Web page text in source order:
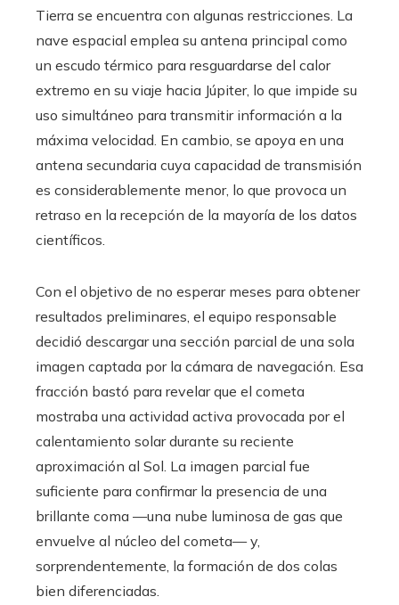
Tierra se encuentra con algunas restricciones. La
nave espacial emplea su antena principal como
un escudo térmico para resguardarse del calor
extremo en su viaje hacia Júpiter, lo que impide su
uso simultáneo para transmitir información a la
máxima velocidad. En cambio, se apoya en una
antena secundaria cuya capacidad de transmisión
es considerablemente menor, lo que provoca un
retraso en la recepción de la mayoría de los datos
científicos.
Con el objetivo de no esperar meses para obtener
resultados preliminares, el equipo responsable
decidió descargar una sección parcial de una sola
imagen captada por la cámara de navegación. Esa
fracción bastó para revelar que el cometa
mostraba una actividad activa provocada por el
calentamiento solar durante su reciente
aproximación al Sol. La imagen parcial fue
suficiente para confirmar la presencia de una
brillante coma —una nube luminosa de gas que
envuelve al núcleo del cometa— y,
sorprendentemente, la formación de dos colas
bien diferenciadas.